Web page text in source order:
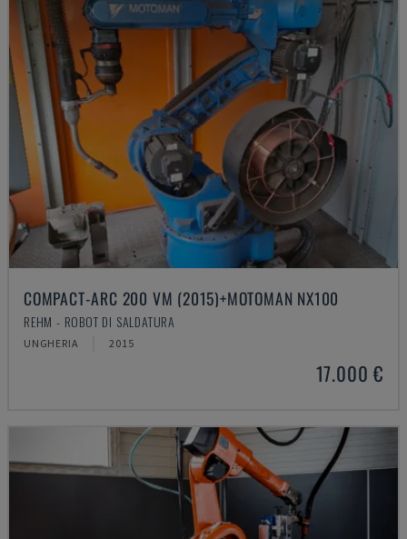
COMPACT-ARC 200 VM (2015)+MOTOMAN NX100
REHM - ROBOT DI SALDATURA
UNGHERIA 2015
17.000 €